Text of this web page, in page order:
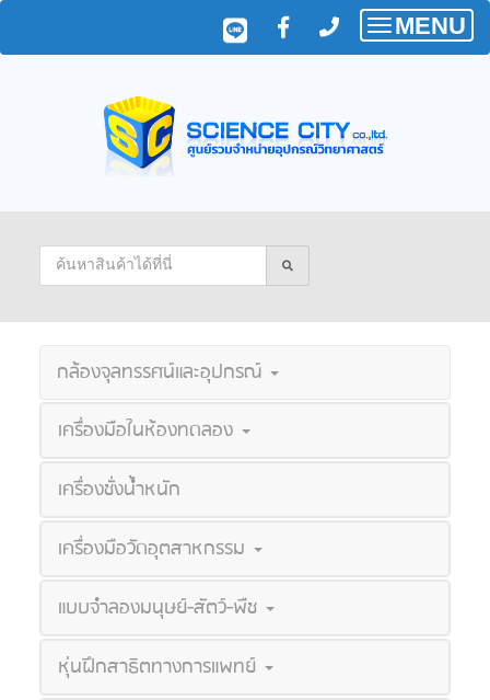
Toggle
MENU
กล้องจุลทรรศน์และอุปกรณ์
เครื่องมือในห้องทดลอง
เครื่องชั่งน้ำหนัก
เครื่องมือวัดอุตสาหกรรม
แบบจำลองมนุษย์-สัตว์-พืช
หุ่นฝึกสาธิตทางการแพทย์